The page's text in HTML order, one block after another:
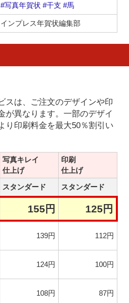
#写真年賀状 #干支 #馬
インプレス年賀状編集部
スは、ご注文のデザインや印
が異なります。一部のデザイ
り印刷料金を最大50％割引い
写真キレイ
仕上げ
印刷
仕上げ
スタンダード スタンダード
155円 125円
139円 112円
124円 100円
108円 87円